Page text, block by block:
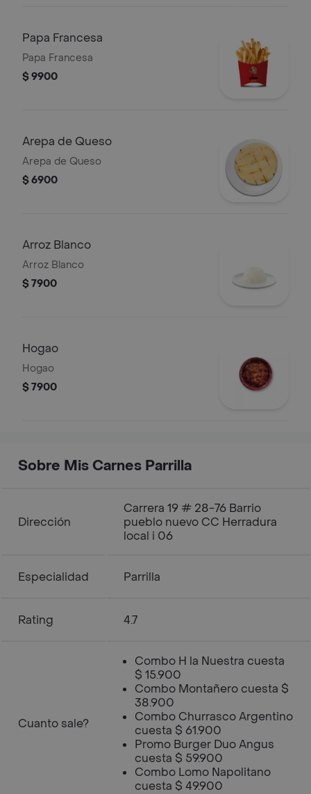
Papa Francesa
Papa Francesa
$ 9900
Arepa de Queso
Arepa de Queso
$ 6900
Arroz Blanco
Arroz Blanco
$ 7900
Hogao
Hogao
$ 7900
Sobre Mis Carnes Parrilla
Dirección
Carrera 19 # 28-76 Barrio
pueblo nuevo CC Herradura
local i 06
Especialidad Parrilla
Rating 4.7
Cuanto sale?
Combo H la Nuestra cuesta
$ 15.900
Combo Montañero cuesta $
38.900
Combo Churrasco Argentino
cuesta $ 61.900
Promo Burger Duo Angus
cuesta $ 59.900
Combo Lomo Napolitano
cuesta $ 49.900